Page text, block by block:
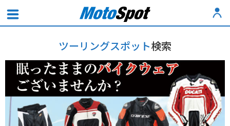
ツーリングスポット検索